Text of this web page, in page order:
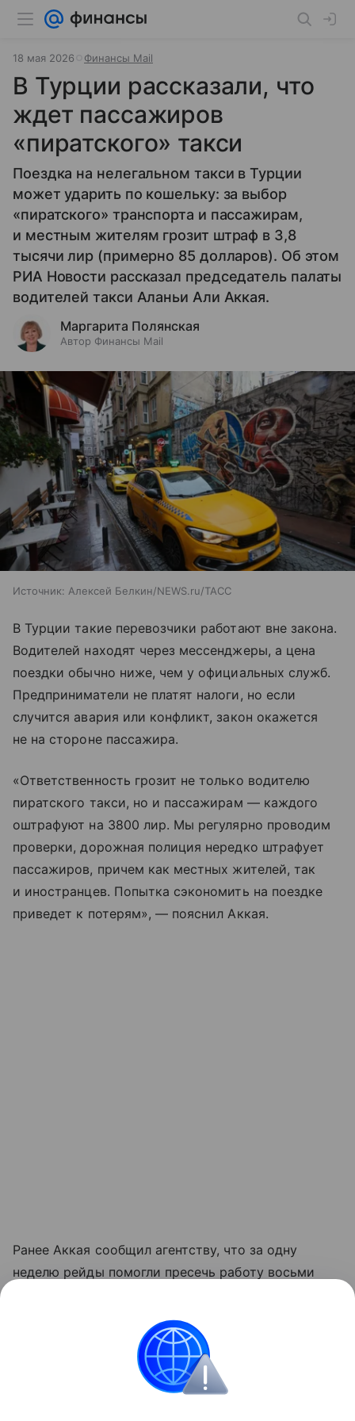
18 мая 2026 Финансы Mail
В Турции рассказали, что
ждет пассажиров
«пиратского» такси
Поездка на нелегальном такси в Турции
может ударить по кошельку: за выбор
«пиратского» транспорта и пассажирам,
и местным жителям грозит штраф в 3,8
тысячи лир (примерно 85 долларов). Об этом
РИА Новости рассказал председатель палаты
водителей такси Аланьи Али Аккая.
Маргарита Полянская
Автор Финансы Mail
Источник: Алексей Белкин/NEWS.ru/ТАСС
В Турции такие перевозчики работают вне закона.
Водителей находят через мессенджеры, а цена
поездки обычно ниже, чем у официальных служб.
Предприниматели не платят налоги, но если
случится авария или конфликт, закон окажется
не на стороне пассажира.
«Ответственность грозит не только водителю
пиратского такси, но и пассажирам — каждого
оштрафуют на 3800 лир. Мы регулярно проводим
проверки, дорожная полиция нередко штрафует
пассажиров, причем как местных жителей, так
и иностранцев. Попытка сэкономить на поездке
приведет к потерям», — пояснил Аккая.
Ранее Аккая сообщил агентству, что за одну
неделю рейды помогли пресечь работу восьми
Данная информация носит исключительно
информационный (ознакомительный) характер
и не является индивидуальной инвестиционной